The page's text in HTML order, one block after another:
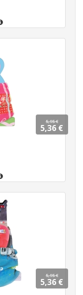
5,95 €
5,36 €
5,95 €
5,36 €